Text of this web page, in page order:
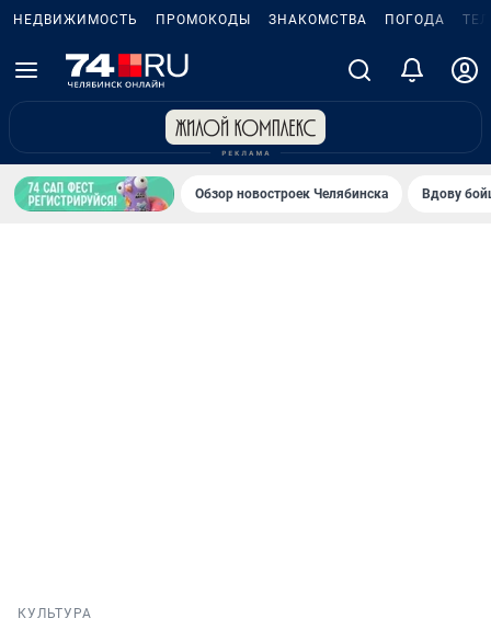
НЕДВИЖИМОСТЬ ПРОМОКОДЫ ЗНАКОМСТВА ПОГОДА
Обзор новостроек Челябинска Вдову
КУЛЬТУРА